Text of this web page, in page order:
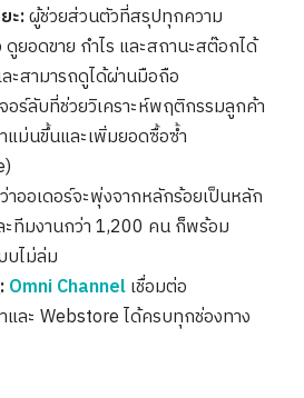
ะ:ผู้ช่วยส่วนตัวที่สรุปทุกความ
ดูยอดขาย กำไร และสถานะสต๊อกได้
ะสามารถดูได้ผ่านมือถือ
อร์ลับที่ช่วยวิเคราะห์พฤติกรรมลูกค้า
ม่นขึ้นและเพิ่มยอดซื้อซ้ำ
าออเดอร์จะพุ่งจากหลักร้อยเป็นหลัก
ะทีมงานกว่า 1,200 คน ก็พร้อม
บไม่ล่ม
Omni Channelเชื่อมต่อ
ละ Webstore ได้ครบทุกช่องทาง